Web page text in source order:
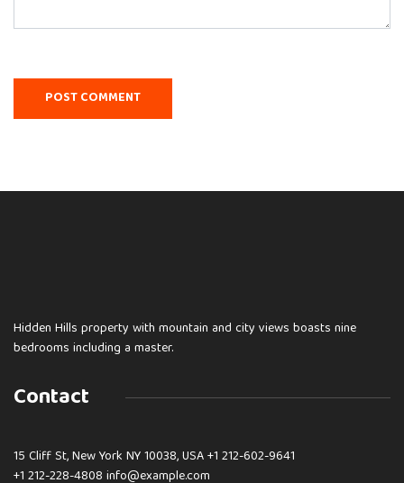
Hidden Hills property with mountain and city views boasts nine
bedrooms including a master.
Contact
15 Cliff St, New York NY 10038, USA+1 212-602-9641
+1 212-228-4808 info@example.com